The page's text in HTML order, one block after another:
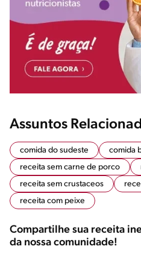
Assuntos
comida do sudeste comida
receita sem carne de porco
receita sem crustaceos
receita com peixe
Compartilhe sua receita
da nossa comunidade!